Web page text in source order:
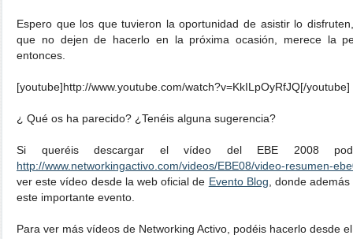
Espero que los que tuvieron la oportunidad de asistir lo
que no dejen de hacerlo en la próxima ocasión, merece la
entonces.
[youtube]http://www.youtube.com/watch?v=KkILpOyRfJQ[/youtube]
¿ Qué os ha parecido? ¿Tenéis alguna sugerencia?
Si queréis descargar el vídeo del EBE 2008
http://www.networkingactivo.com/videos/EBE08/video-resumen-
ver este vídeo desde la web oficial de Evento Blog , donde
este importante evento.
Para ver más vídeos de Networking Activo, podéis hacerlo desde